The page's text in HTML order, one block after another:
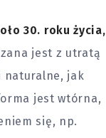
30. roku życia,
jest z utratą
naturalne, jak
jest wtórna,
się, np.